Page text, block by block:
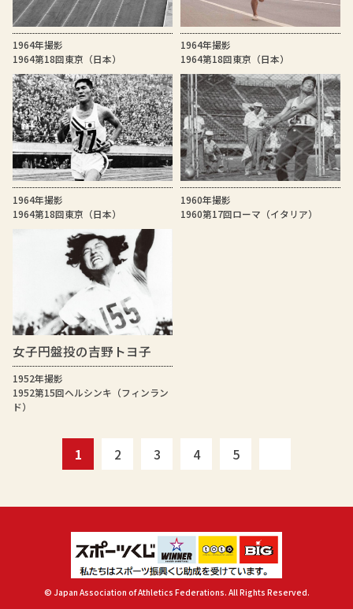
1964年撮影
1964第18回東京（日本）
1964年撮影
1964第18回東京（日本）
1964年撮影
1964第18回東京（日本）
1960年撮影
1960第17回ローマ（イタリア）
女子円盤投の吉野トヨ子
1952年撮影
1952第15回ヘルシンキ（フィンラン
ド）
1 2 3 4 5
© Japan Association of Athletics Federations. All Rights Reserved.